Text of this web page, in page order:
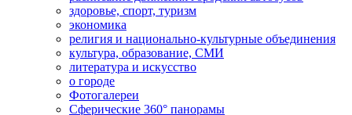
здоровье, спорт, туризм
экономика
религия и национально-культурные объединения
культура, образование, СМИ
литература и искусство
о городе
Фотогалереи
Сферические 360° панорамы